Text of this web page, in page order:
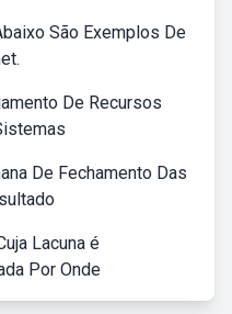
São Exemplos De
De Recursos
De Fechamento Das
Lacuna é
Por Onde